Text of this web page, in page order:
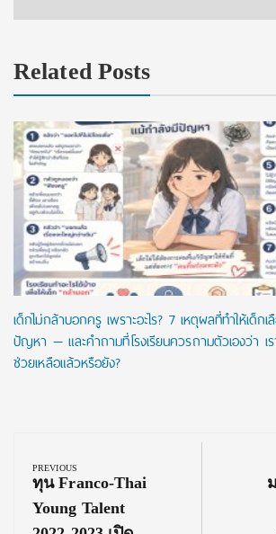
Related Posts
เด็กไม่กล้าบอกครู เพราะอะไร? 7 เหตุผลที่ทำให้เด็ก
ปัญหา — และคำถามที่โรงเรียนควรถามตัวเองว่า เ
ช่วยเหลือแล้วหรือยัง?
navigation
PREVIOUS
Previous
Post:
ทุน Franco-Thai
Young Talent